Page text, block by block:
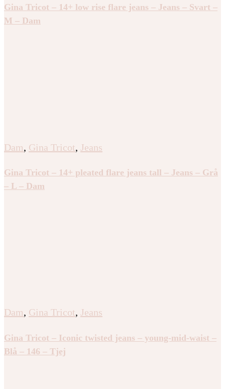
Gina Tricot – 14+ low rise flare jeans – Jeans – Svart –
M – Dam
Dam, Gina Tricot, Jeans
Gina Tricot – 14+ pleated flare jeans tall – Jeans – Grå
– L – Dam
Dam, Gina Tricot, Jeans
Gina Tricot – Iconic twisted jeans – young-mid-waist –
Blå – 146 – Tjej